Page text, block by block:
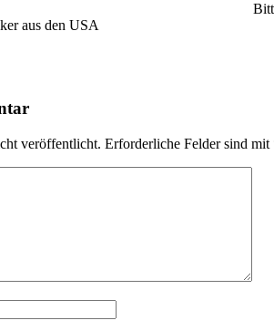
aus den USA
veröffentlicht. Erforderliche Felder sind mit